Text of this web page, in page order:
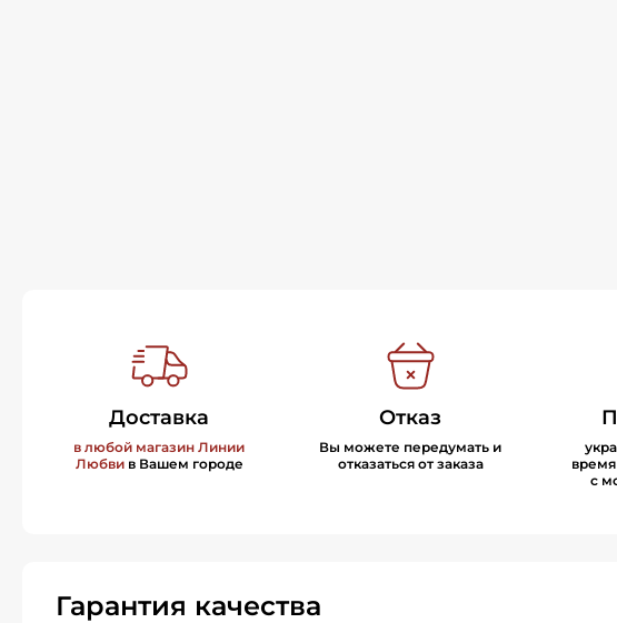
Доставка
в любой магазин Линии
Любвив Вашем городе
Отказ
Вы можете передумать и
отказаться от заказа
с
Гарантия качества